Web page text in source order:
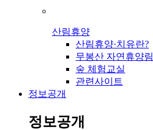
산림휴양
산림휴양·치유란?
무봉산 자연휴양림
숲 체험교실
관련사이트
정보공개
정보공개